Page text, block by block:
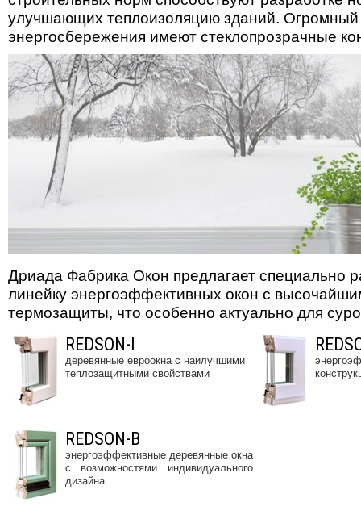
улучшающих теплоизоляцию зданий. Огромный
энергосбережения имеют стеклопрозрачные
Дриада Фабрика Окон предлагает специально
линейку энергоэффективных окон с
термозащиты, что особенно актуально для
REDSON-I
деревянные евроокна с наилучшими
теплозащитными свойствами
REDSON-B
энергоэффективные деревянные окна
с возможностями индивидуального
дизайна